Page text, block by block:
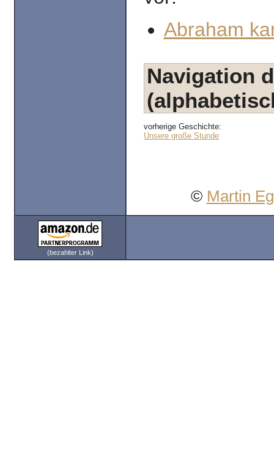
Abraham
Navigation
vorherige Geschichte:
Unsere große Stunde
© Martin
(bezahlter Link)